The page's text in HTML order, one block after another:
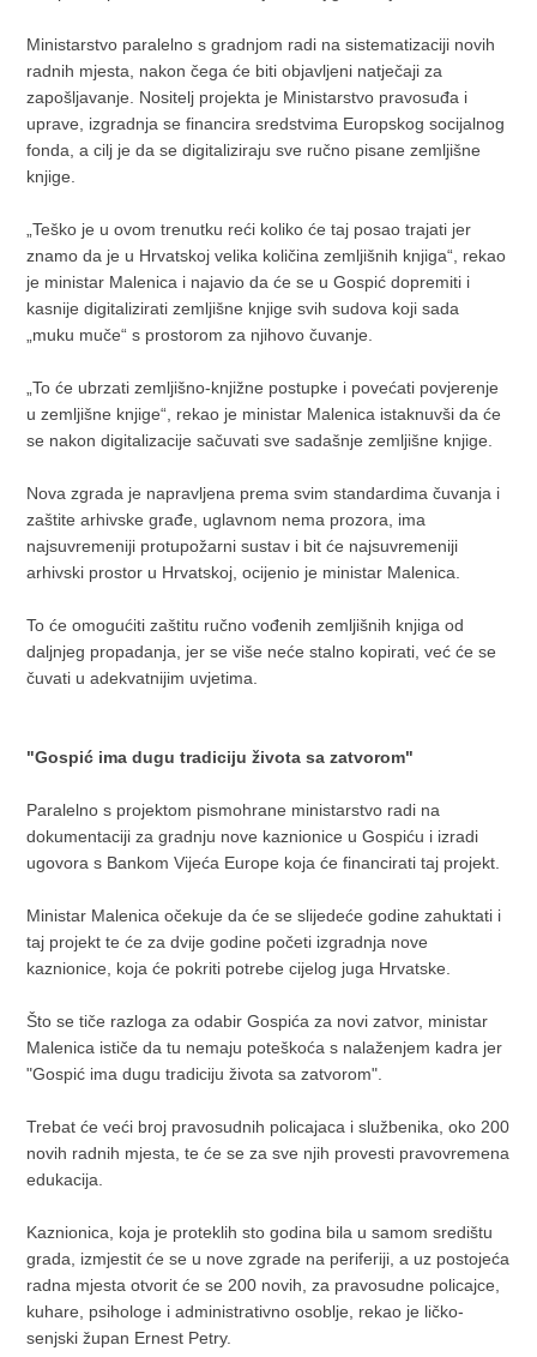
Ministarstvo paralelno s gradnjom radi na sistematizaciji novih
radnih mjesta, nakon čega će biti objavljeni natječaji za
zapošljavanje. Nositelj projekta je Ministarstvo pravosuđa i
uprave, izgradnja se financira sredstvima Europskog socijalnog
fonda, a cilj je da se digitaliziraju sve ručno pisane zemljišne
knjige.
„Teško je u ovom trenutku reći koliko će taj posao trajati jer
znamo da je u Hrvatskoj velika količina zemljišnih knjiga“, rekao
je ministar Malenica i najavio da će se u Gospić dopremiti i
kasnije digitalizirati zemljišne knjige svih sudova koji sada
„muku muče“ s prostorom za njihovo čuvanje.
„To će ubrzati zemljišno-knjižne postupke i povećati povjerenje
u zemljišne knjige“, rekao je ministar Malenica istaknuvši da će
se nakon digitalizacije sačuvati sve sadašnje zemljišne knjige.
Nova zgrada je napravljena prema svim standardima čuvanja i
zaštite arhivske građe, uglavnom nema prozora, ima
najsuvremeniji protupožarni sustav i bit će najsuvremeniji
arhivski prostor u Hrvatskoj, ocijenio je ministar Malenica.
To će omogućiti zaštitu ručno vođenih zemljišnih knjiga od
daljnjeg propadanja, jer se više neće stalno kopirati, već će se
čuvati u adekvatnijim uvjetima.
"Gospić ima dugu tradiciju života sa zatvorom"
Paralelno s projektom pismohrane ministarstvo radi na
dokumentaciji za gradnju nove kaznionice u Gospiću i izradi
ugovora s Bankom Vijeća Europe koja će financirati taj projekt.
Ministar Malenica očekuje da će se slijedeće godine zahuktati i
taj projekt te će za dvije godine početi izgradnja nove
kaznionice, koja će pokriti potrebe cijelog juga Hrvatske.
Što se tiče razloga za odabir Gospića za novi zatvor, ministar
Malenica ističe da tu nemaju poteškoća s nalaženjem kadra jer
"Gospić ima dugu tradiciju života sa zatvorom".
Trebat će veći broj pravosudnih policajaca i službenika, oko 200
novih radnih mjesta, te će se za sve njih provesti pravovremena
edukacija.
Kaznionica, koja je proteklih sto godina bila u samom središtu
grada, izmjestit će se u nove zgrade na periferiji, a uz postojeća
radna mjesta otvorit će se 200 novih, za pravosudne policajce,
kuhare, psihologe i administrativno osoblje, rekao je ličko-
senjski župan Ernest Petry.